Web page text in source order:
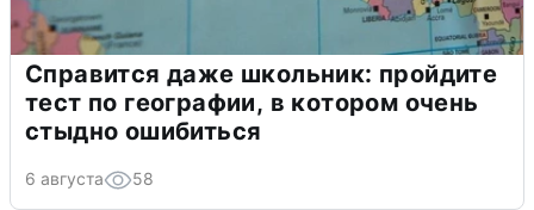
Справится даже школьник: пройдите
тест по географии, в котором очень
стыдно ошибиться
6 августа 58